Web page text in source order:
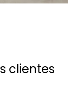
clientes